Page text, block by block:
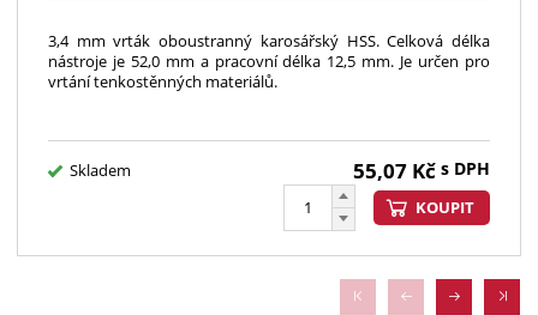
3,4 mm vrták oboustranný karosářský HSS. Celková délka
nástroje je 52,0 mm a pracovní délka 12,5 mm. Je určen pro
vrtání tenkostěnných materiálů.
Skladem 55,07 Kč s DPH
KOUPIT